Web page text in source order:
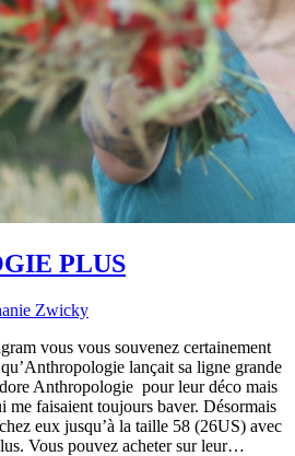
PLUS
Zwicky
vous vous souvenez certainement
lançait sa ligne grande
Anthropologie pour leur déco mais
me faisaient toujours baver. Désormais
eux jusqu’à la taille 58 (26US) avec
Vous pouvez acheter sur leur…